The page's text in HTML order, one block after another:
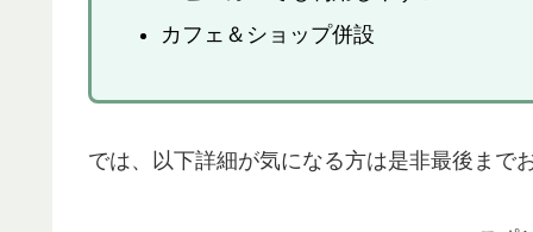
カフェ＆ショップ併設
では、以下詳細が気になる方は是非最後まで